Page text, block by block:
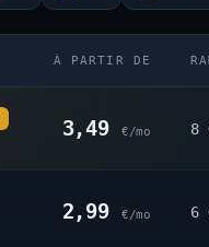
À PARTIR DE
3,49 €/mo 8
2,99 €/mo 6